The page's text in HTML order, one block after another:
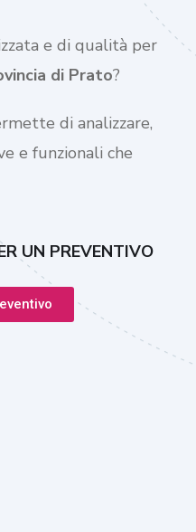
e di qualità per
di Prato?
di analizzare,
e funzionali che
UN PREVENTIVO